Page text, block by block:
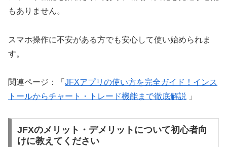
もありません。
スマホ操作に不安がある方でも安心して使い始められま
す。
関連ページ：「 JFXアプリの使い方を完全ガイド！インス
トールからチャート・トレード機能まで徹底解説 」
JFXのメリット・デメリットについて初心者向
けに教えてください